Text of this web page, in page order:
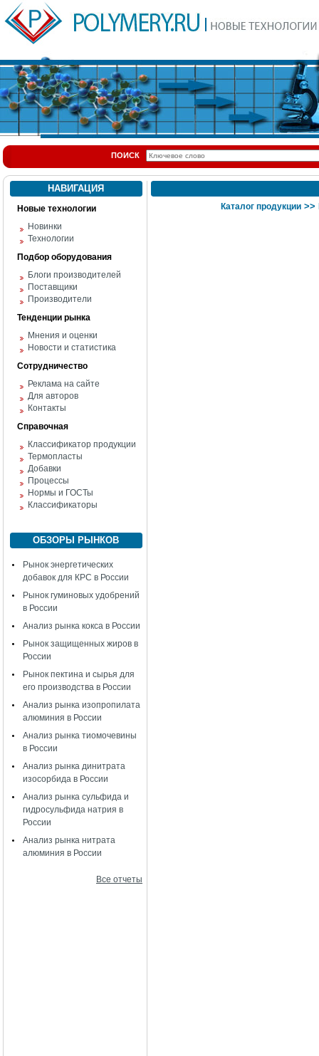
ПОИСК
НАВИГАЦИЯ
Новые технологии
Новинки
Технологии
Подбор оборудования
Блоги производителей
Поставщики
Производители
Тенденции рынка
Мнения и оценки
Новости и статистика
Сотрудничество
Реклама на сайте
Для авторов
Контакты
Справочная
Классификатор продукции
Термопласты
Добавки
Процессы
Нормы и ГОСТы
Классификаторы
ОБЗОРЫ РЫНКОВ
Рынок энергетических
добавок для КРС в России
Рынок гуминовых удобрений
в России
Анализ рынка кокса в России
Рынок защищенных жиров в
России
Рынок пектина и сырья для
его производства в России
Анализ рынка изопропилата
алюминия в России
Анализ рынка тиомочевины
в России
Анализ рынка динитрата
изосорбида в России
Анализ рынка сульфида и
гидросульфида натрия в
России
Анализ рынка нитрата
алюминия в России
Все отчеты
Каталог продукции >>